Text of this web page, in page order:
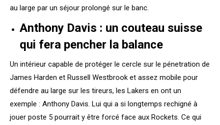
au large par un séjour prolongé sur le banc.
Anthony Davis : un couteau suisse
qui fera pencher la balance
Un intérieur capable de protéger le cercle sur le pénetration de
James Harden et Russell Westbrook et assez mobile pour
défendre au large sur les tireurs, les Lakers en ont un
exemple : Anthony Davis. Lui qui a si longtemps rechigné à
jouer poste 5 pourrait y être forcé face aux Rockets. Ce qui